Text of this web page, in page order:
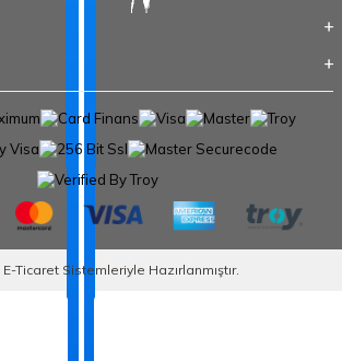
E-TicaretSistemleriyle Hazırlanmıştır.